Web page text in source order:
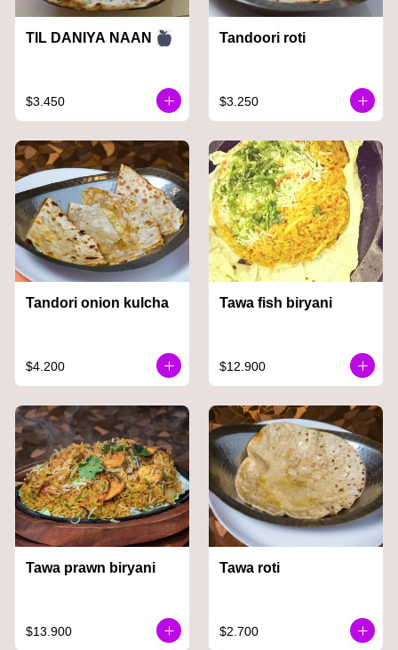
TIL DANIYA NAAN
$3.450
Tandoori roti
$3.250
Tandori onion kulcha
$4.200
Tawa fish biryani
$12.900
Tawa prawn biryani
$13.900
Tawa roti
$2.700